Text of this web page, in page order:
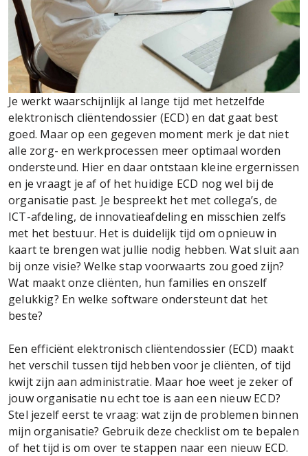
Je werkt waarschijnlijk al lange tijd met hetzelfde
elektronisch cliëntendossier (ECD) en dat gaat best
goed. Maar op een gegeven moment merk je dat niet
alle zorg- en werkprocessen meer optimaal worden
ondersteund. Hier en daar ontstaan kleine ergernissen
en je vraagt je af of het huidige ECD nog wel bij de
organisatie past. Je bespreekt het met collega’s, de
ICT-afdeling, de innovatieafdeling en misschien zelfs
met het bestuur. Het is duidelijk tijd om opnieuw in
kaart te brengen wat jullie nodig hebben. Wat sluit aan
bij onze visie? Welke stap voorwaarts zou goed zijn?
Wat maakt onze cliënten, hun families en onszelf
gelukkig? En welke software ondersteunt dat het
beste?
Een efficiënt elektronisch cliëntendossier (ECD) maakt
het verschil tussen tijd hebben voor je cliënten, of tijd
kwijt zijn aan administratie. Maar hoe weet je zeker of
jouw organisatie nu echt toe is aan een nieuw ECD?
Stel jezelf eerst te vraag: wat zijn de problemen binnen
mijn organisatie? Gebruik deze checklist om te bepalen
of het tijd is om over te stappen naar een nieuw ECD.